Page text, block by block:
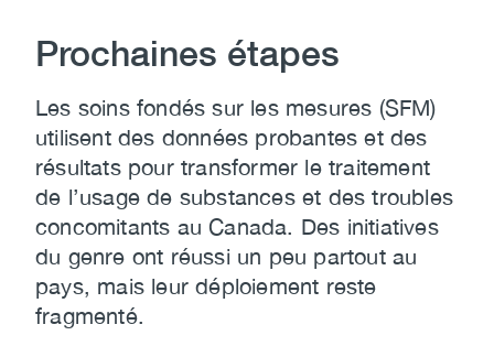
Prochaines étapes
Les soins fondés sur les mesures (SFM)
utilisent des données probantes et des
résultats pour transformer le traitement
de l’usage de substances et des troubles
concomitants au Canada. Des initiatives
du genre ont réussi un peu partout au
pays, mais leur déploiement reste
fragmenté.